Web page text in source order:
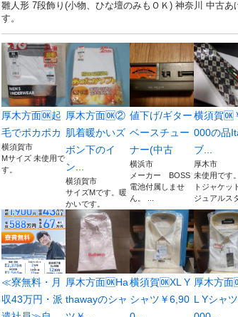
雛人形 7段飾り(小物、ひな壇のみもＯＫ) 神奈川 中古
す。
厚木方面🆗起
毛でポカポカ
横須賀市
Mサイズ 未使用で
す。
厚木方面🆗②
肌着暖かいズ
ボン下のイ
ン...
横須賀市
サイズMです。暖
かいです。
値下げ/ギター
ベースチュー
ナー(中古
横浜市
メーカー BOSS
電池付属しませ
ん。 ...
横須賀🆗
000の品
ブ...
厚木市
未使用です
トジャケッ
ジュアルス
≪寮無料・月
収43万円・派
厚木方面🆗Ha
thawayのシャ
横須賀🆗XL Y
シャツ￥6,90
厚木方面
L Yシャ